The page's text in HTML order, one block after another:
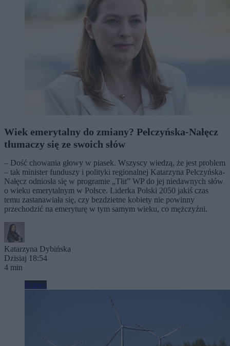
Wiek emerytalny do zmiany? Pełczyńska-Nałęcz
tłumaczy się ze swoich słów
– Dość chowania głowy w piasek. Wszyscy wiedzą, że jest problem
– tak minister funduszy i polityki regionalnej Katarzyna Pełczyńska-
Nałęcz odniosła się w programie „Tłit” WP do jej niedawnych słów
o wieku emerytalnym w Polsce. Liderka Polski 2050 jakiś czas
temu zastanawiała się, czy bezdzietne kobiety nie powinny
przechodzić na emeryturę w tym samym wieku, co mężczyźni.
Katarzyna Dybińska
Dzisiaj 18:54
4 min
Biznes